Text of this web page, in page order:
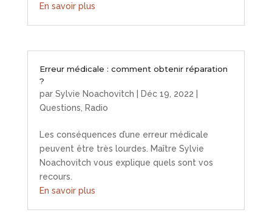
En savoir plus
Erreur médicale : comment obtenir réparation
?
par Sylvie Noachovitch Déc 19, 2022
Questions
Radio
Les conséquences d’une erreur médicale
peuvent être très lourdes. Maître Sylvie
Noachovitch vous explique quels sont vos
recours.
En savoir plus